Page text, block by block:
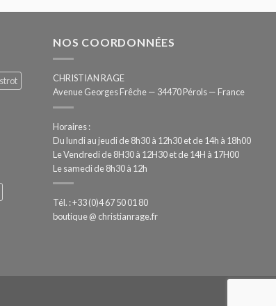
NOS COORDONNÉES
CHRISTIAN RAGE
Avenue Georges Frêche — 34470 Pérols — France
Horaires :
Du lundi au jeudi de 8h30 à 12h30 et de 14h à 18h00
Le Vendredi de 8H30 à 12H30 et de 14H à 17H00
Le samedi de 8h30 à 12h
Tél. : +33 (0)4 67 50 01 80
boutique @ christianrage.fr